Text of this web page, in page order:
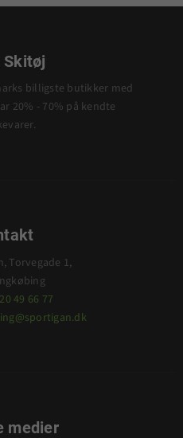
billigste butikker med
20% - 70% på kendte
Torvegade 1,
20 49 66 77
medier